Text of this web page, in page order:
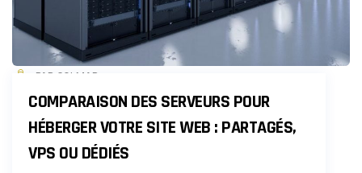
PAR COLMAR
COMPARAISON DES SERVEURS POUR
HÉBERGER VOTRE SITE WEB : PARTAGÉS,
VPS OU DÉDIÉS